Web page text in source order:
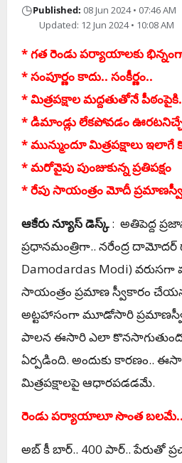
◷Published: 08 Jun 2024 • 07:46 AM
Updated: 12 Jun 2024 • 10:08 AM
* గ‌త రెండు ప‌ర్యాయాల‌కు భిన్నంగా
* సంపూర్ణం కాదు.. సంకీర్ణం..
* మిత్ర‌ప‌క్షాల మ‌ద్దతుతోనే
* డిమాండ్లు లేక‌పోవ‌డం
* మున్ముందూ మిత్ర‌ప‌క్షాలు
* మ‌రోవైపు పుంజుకున్న ప్ర‌తిప‌క్షం
* రేపు సాయంత్రం మోదీ
ఆకేరు న్యూస్ డెస్క్: అతిపెద్ద‌
ప్ర‌ధాన‌మంత్రిగా.. నరేంద్ర
Damodardas Modi)
సాయంత్రం ప్ర‌మాణ స్వీకారం
అట్ట‌హాసంగా మూడోసారి
పాల‌న ఈసారి ఎలా
ఏర్ప‌డింది. అందుకు కార‌ణం..
మిత్ర‌ప‌క్షాల‌పై ఆధార‌ప‌డ‌డ‌మే.
రెండు ప‌ర్యాయాలూ సొంత బ‌ల‌మే..
అబ్ కీ బార్‌.. 400 పార్.. పేరుతో